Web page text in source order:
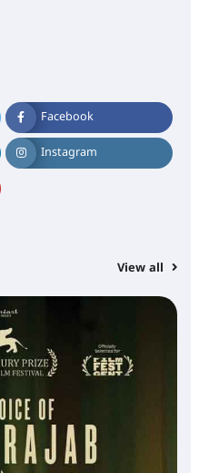
Facebook
Instagram
View all
കോളജ്
അസോസിയേഷന്
എക്സ്പോയുമായി
സെക്കൻഡറി